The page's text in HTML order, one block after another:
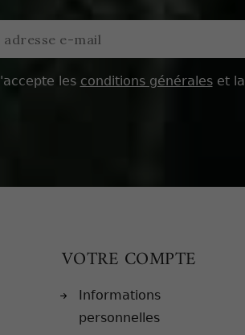
J'accepte les conditions généraleset la
VOTRE COMPTE
Informations
personnelles